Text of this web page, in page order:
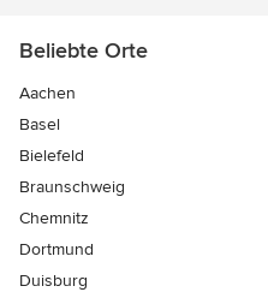
Beliebte Orte
Aachen
Basel
Bielefeld
Braunschweig
Chemnitz
Dortmund
Duisburg